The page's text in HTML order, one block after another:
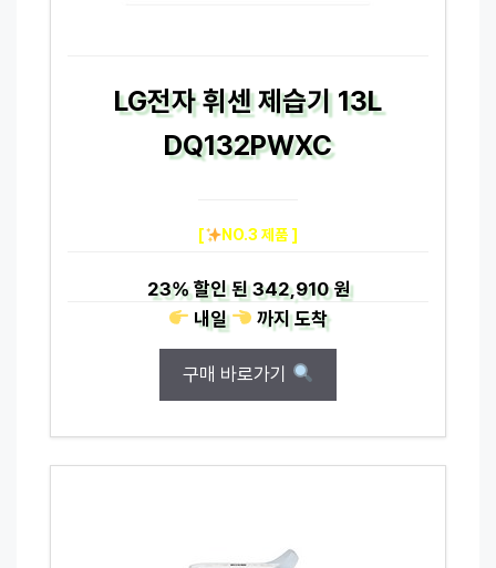
LG전자 휘센 제습기 13L
DQ132PWXC
[ NO.3 제품 ]
23%할인 된342,910 원
내일
까지도착
구매 바로가기